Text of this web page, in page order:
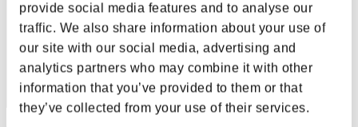
provide social media features and to analyse our
traffic. We also share information about your use of
our site with our social media, advertising and
analytics partners who may combine it with other
information that you’ve provided to them or that
they’ve collected from your use of their services.